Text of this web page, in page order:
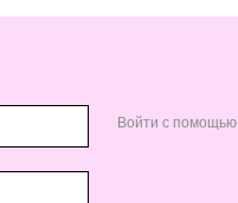
Войти с помощью